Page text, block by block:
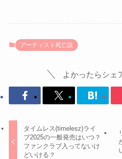
アーティスト死亡説
よかったらシェ
タイムレス(timelesz)ライ
ブ2025の一般発売はいつ？
ファンクラブ入ってないけ
どいける？